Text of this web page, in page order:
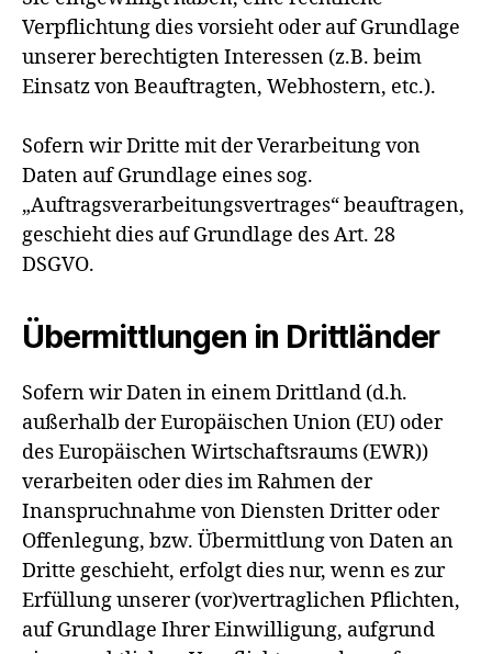
Verpflichtung dies vorsieht oder auf Grundlage
unserer berechtigten Interessen (z.B. beim
Einsatz von Beauftragten, Webhostern, etc.).
Sofern wir Dritte mit der Verarbeitung von
Daten auf Grundlage eines sog.
„Auftragsverarbeitungsvertrages“ beauftragen,
geschieht dies auf Grundlage des Art. 28
DSGVO.
Übermittlungen in Drittländer
Sofern wir Daten in einem Drittland (d.h.
außerhalb der Europäischen Union (EU) oder
des Europäischen Wirtschaftsraums (EWR))
verarbeiten oder dies im Rahmen der
Inanspruchnahme von Diensten Dritter oder
Offenlegung, bzw. Übermittlung von Daten an
Dritte geschieht, erfolgt dies nur, wenn es zur
Erfüllung unserer (vor)vertraglichen Pflichten,
auf Grundlage Ihrer Einwilligung, aufgrund